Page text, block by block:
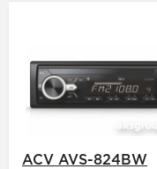
ACV AVS-824BW